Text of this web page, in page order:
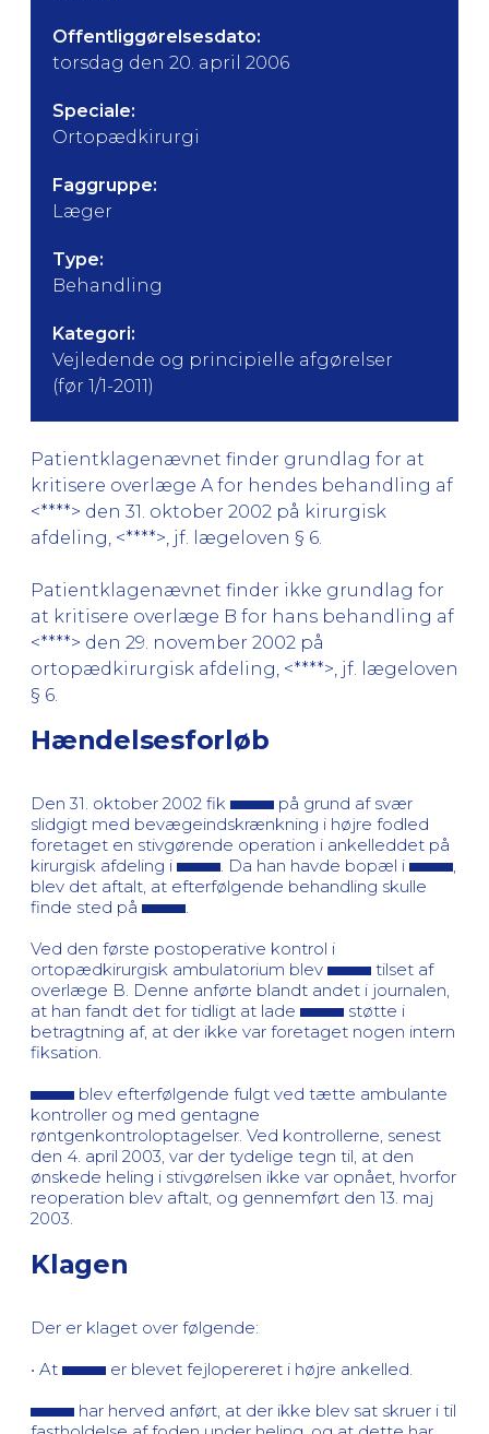
Offentliggørelsesdato:
torsdag den 20. april 2006
Speciale:
Ortopædkirurgi
Faggruppe:
Læger
Type:
Behandling
Kategori:
Vejledende og principielle afgørelser
(før 1/1-2011)
Patientklagenævnet finder grundlag for at
kritisere overlæge A for hendes behandling af
<****> den 31. oktober 2002 på kirurgisk
afdeling, <****>, jf. lægeloven § 6.
Patientklagenævnet finder ikke grundlag for
at kritisere overlæge B for hans behandling af
<****> den 29. november 2002 på
ortopædkirurgisk afdeling, <****>, jf. lægeloven
§ 6.
Hændelsesforløb
Den 31. oktober 2002 fik
på grund af svær
slidgigt med bevægeindskrænkning i højre fodled
foretaget en stivgørende operation i ankelleddet på
kirurgisk afdeling i
. Da han havde bopæl i
blev det aftalt, at efterfølgende behandling skulle
finde sted på
Ved den første postoperative kontrol i
ortopædkirurgisk ambulatorium blev
tilset af
overlæge B. Denne anførte blandt andet i journalen,
at han fandt det for tidligt at lade
støtte i
betragtning af, at der ikke var foretaget nogen intern
fiksation.
blev efterfølgende fulgt ved tætte ambulante
kontroller og med gentagne
røntgenkontroloptagelser. Ved kontrollerne, senest
den 4. april 2003, var der tydelige tegn til, at den
ønskede heling i stivgørelsen ikke var opnået, hvorfor
reoperation blev aftalt, og gennemført den 13. maj
2003.
Klagen
Der er klaget over følgende:
• At
er blevet fejlopereret i højre ankelled.
har herved anført, at der ikke blev sat skruer i til